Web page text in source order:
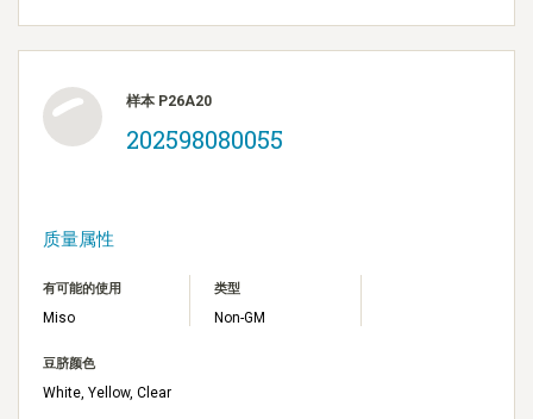
样本 P26A20
202598080055
质量属性
有可能的使用
Miso
类型
Non-GM
豆脐颜色
White, Yellow, Clear